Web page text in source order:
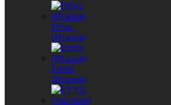
DiSec
(Италия)
Errebi
(Италия)